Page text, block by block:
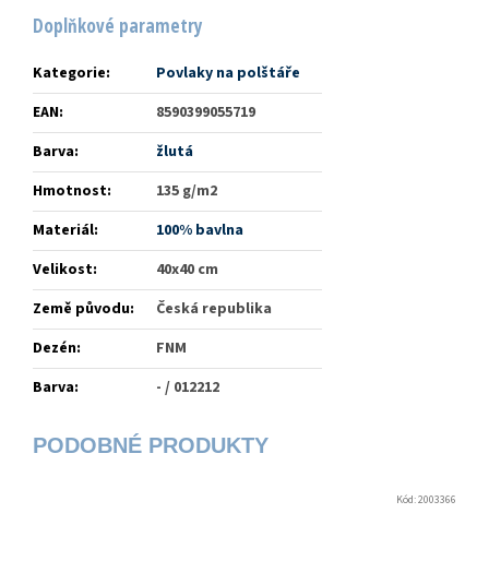
Doplňkové parametry
Kategorie:
Povlaky na polštáře
EAN:
8590399055719
Barva:
žlutá
Hmotnost:
135 g/m2
Materiál:
100% bavlna
Velikost:
40x40 cm
Země původu:
Česká republika
Dezén:
FNM
Barva: - / 012212
Kód:2003366